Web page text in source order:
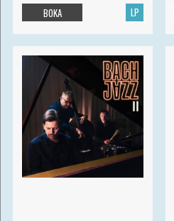
LP
BOKA